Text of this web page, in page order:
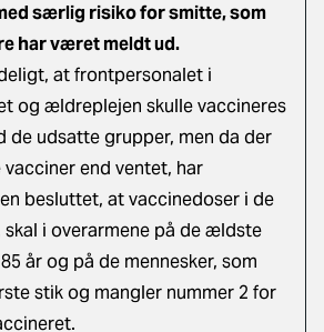
særlig risiko for smitte, som
har været meldt ud.
at frontpersonalet i
og ældreplejen skulle vaccineres
de udsatte grupper, men da der
end ventet, har
besluttet, at vaccinedoser i de
skal i overarmene på de ældste
år og på de mennesker, som
stik og mangler nummer 2 for